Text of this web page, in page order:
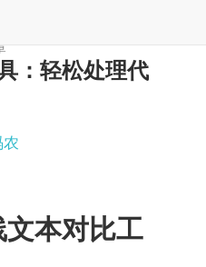
：轻松处理代
本对比工